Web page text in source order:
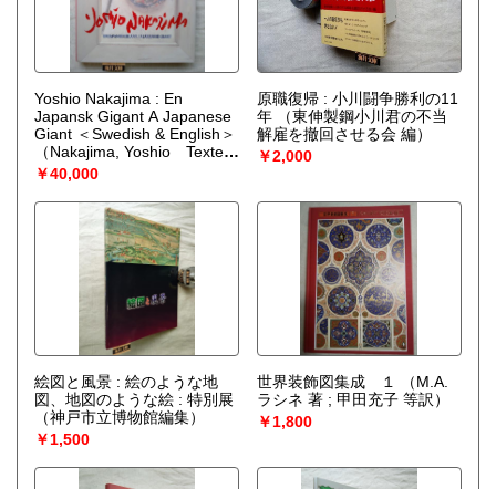
Yoshio Nakajima : En
Japansk Gigant A Japanese
Giant ＜Swedish & English＞
（Nakajima, Yoshio Texter:
Totte Wiberg M.Fl.）
￥40,000
原職復帰 : 小川闘争勝利の11
年
（東伸製鋼小川君の不当
解雇を撤回させる会 編）
￥2,000
絵図と風景 : 絵のような地
図、地図のような絵 : 特別展
（神戸市立博物館編集）
￥1,500
世界装飾図集成 １
（M.A.
ラシネ 著 ; 甲田充子 等訳）
￥1,800